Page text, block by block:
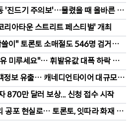
'진드기 주의보'…물렸을 때 올바른 대
아타운 스트리트 페스티벌' 개최
쓸이" 토론토 소매절도 546명 검거…
미루세요"… 휘발유값 대폭 하락 예
정보 유출… 캐네디언타이어 대규모 집
870만 달러 보상... 신청 접수 시작
공포 현실로… 토론토, 잇따라 화재 발